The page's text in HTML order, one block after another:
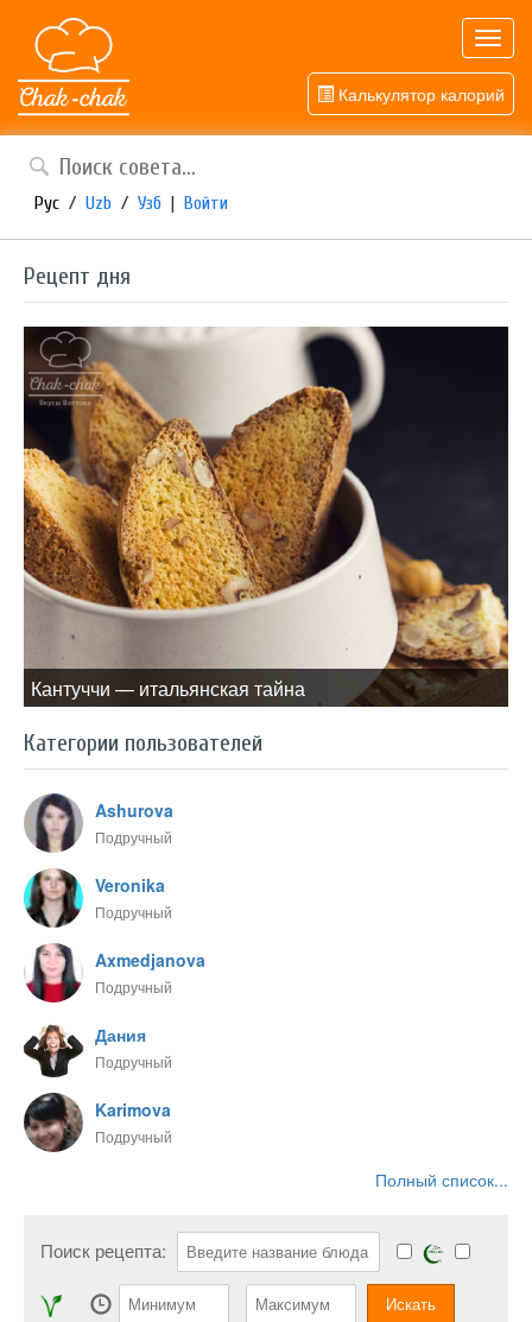
Калькулятор калорий
Рус / Uzb / Узб | Войти
Рецепт дня
Кантуччи — итальянская тайна
Категории пользователей
Ashurova
Подручный
Veronika
Подручный
Axmedjanova
Подручный
Дания
Подручный
Karimova
Подручный
Полный список...
Поиск рецепта: